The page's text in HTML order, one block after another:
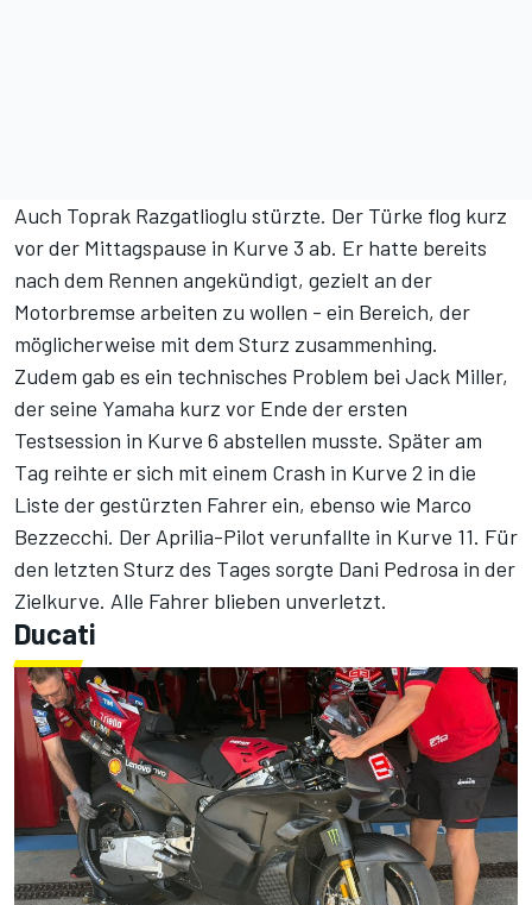
Auch Toprak Razgatlioglu stürzte. Der Türke flog kurz
vor der Mittagspause in Kurve 3 ab. Er hatte bereits
nach dem Rennen angekündigt, gezielt an der
Motorbremse arbeiten zu wollen - ein Bereich, der
möglicherweise mit dem Sturz zusammenhing.
Zudem gab es ein technisches Problem bei Jack Miller,
der seine Yamaha kurz vor Ende der ersten
Testsession in Kurve 6 abstellen musste. Später am
Tag reihte er sich mit einem Crash in Kurve 2 in die
Liste der gestürzten Fahrer ein, ebenso wie Marco
Bezzecchi. Der Aprilia-Pilot verunfallte in Kurve 11. Für
den letzten Sturz des Tages sorgte Dani Pedrosa in der
Zielkurve. Alle Fahrer blieben unverletzt.
Ducati